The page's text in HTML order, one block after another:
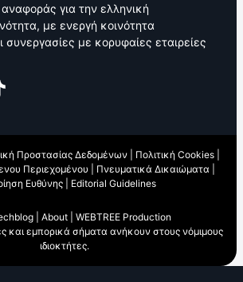
για την ελληνική
με ενεργή κοινότητα
με κορυφαίες εταιρείες
Προστασίας Δεδομένων Πολιτική Cookies
Περιεχομένου
Πνευματικά Δικαιώματα
Ευθύνης
Editorial Guidelines
| About
WEBTREE Production
και εμπορικά σήματα ανήκουν στους νόμιμους
ιδιοκτήτες.